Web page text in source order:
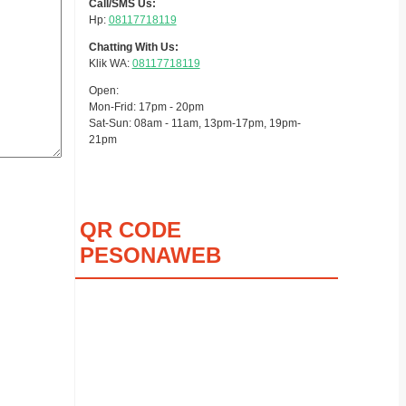
Call/SMS Us:
Hp: 08117718119
Chatting With Us:
Klik WA: 08117718119
Open:
Mon-Frid: 17pm - 20pm
Sat-Sun: 08am - 11am, 13pm-17pm, 19pm-
21pm
QR CODE
PESONAWEB